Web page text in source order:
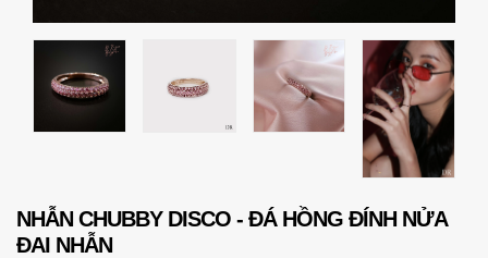
NHẪN CHUBBY DISCO - ĐÁ HỒNG ĐÍNH NỬA
ĐAI NHẪN